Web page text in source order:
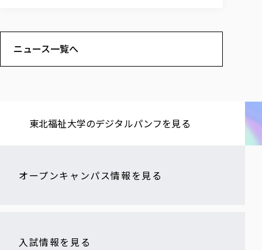
ニュース一覧へ
東北福祉大学の​デジタルパンフを​見る​
オープンキャンパス情報を見る
入試情報を見る